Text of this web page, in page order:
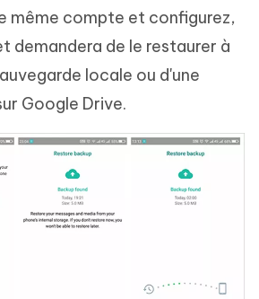
même compte et configurez,
demandera de le restaurer à
locale ou d'une
Google Drive.